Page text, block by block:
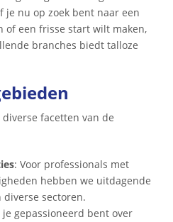
je nu op zoek bent naar een
of een frisse start wilt maken,
branches biedt talloze
facetten van de
: Voor professionals met
hebben we uitdagende
sectoren.
je gepassioneerd bent over